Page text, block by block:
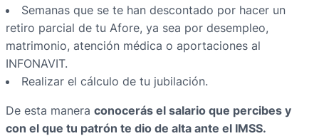
Semanas que se te han descontado por hacer un
retiro parcial de tu Afore, ya sea por desempleo,
matrimonio, atención médica o aportaciones al
INFONAVIT.
Realizar el cálculo de tu jubilación.
De esta manera conocerás el salario que percibes y
con el que tu patrón te dio de alta ante el IMSS.